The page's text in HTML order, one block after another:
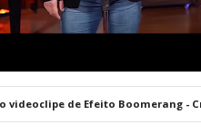
videoclipe de Efeito Boomerang -